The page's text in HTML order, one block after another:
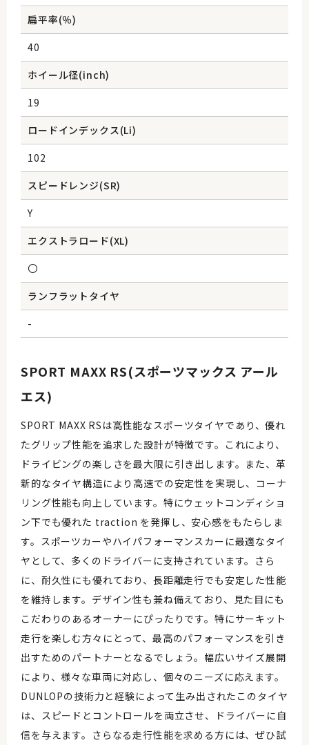
扁平率(％)
40
ホイール径(inch)
19
ロードインデックス(Li)
102
スピードレンジ(SR)
Y
エクストラロード(XL)
〇
ランフラットタイヤ
-
SPORT MAXX RS(スポーツマックス アール
エス)
SPORT MAXX RSは高性能なスポーツタイヤであり、優れ
たグリップ性能を追求した設計が特徴です。これにより、
ドライビングの楽しさを最大限に引き出します。また、革
新的なタイヤ構造により高速での安定性を実現し、コーナ
リング性能も向上しています。特にウェットコンディショ
ン下でも優れた traction を発揮し、安心感をもたらしま
す。スポーツカーやハイパフォーマンスカーに最適なタイ
ヤとして、多くのドライバーに支持されています。さら
に、耐久性にも優れており、長距離走行でも安定した性能
を維持します。デザイン性も兼ね備えており、見た目にも
こだわりのあるオーナーにぴったりです。特にサーキット
走行を楽しむ方々にとって、最高のパフォーマンスを引き
出すためのパートナーとなるでしょう。幅広いサイズ展開
により、様々な車両に対応し、個々のニーズに応えます。
DUNLOPの技術力と経験によって生み出されたこのタイヤ
は、スピードとコントロールを両立させ、ドライバーに自
信を与えます。さらなる走行性能を求める方には、ぜひ試